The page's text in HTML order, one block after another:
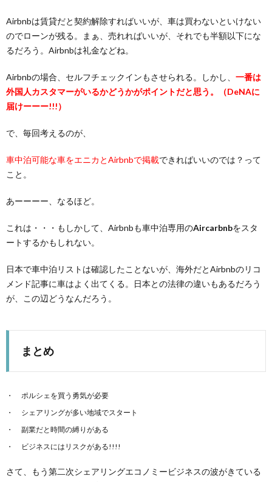
Airbnbは賃貸だと契約解除すればいいが、車は買わないといけない
のでローンが残る。まぁ、売れればいいが、それでも半額以下にな
るだろう。Airbnbは礼金などね。
Airbnbの場合、セルフチェックインもさせられる。しかし、 一番は
外国人カスタマーがいるかどうかがポイントだと思う。（DeNAに
届けーーー!!!）
で、毎回考えるのが、
車中泊可能な車をエニカとAirbnbで掲載できればいいのでは？って
こと。
あーーーー、なるほど。
これは・・・もしかして、Airbnbも車中泊専用のAircarbnbをスタ
ートするかもしれない。
日本で車中泊リストは確認したことないが、海外だとAirbnbのリコ
メンド記事に車はよく出てくる。日本との法律の違いもあるだろう
が、この辺どうなんだろう。
まとめ
ポルシェを買う勇気が必要
シェアリングが多い地域でスタート
副業だと時間の縛りがある
ビジネスにはリスクがある!!!!
さて、もう第二次シェアリングエコノミービジネスの波がきている